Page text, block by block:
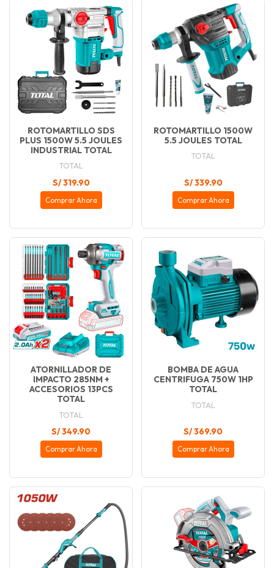
ROTOMARTILLO SDS
PLUS 1500W 5.5 JOULES
INDUSTRIAL TOTAL
TOTAL
S/ 319.90
Comprar Ahora
ROTOMARTILLO 1500W
5.5 JOULES TOTAL
TOTAL
S/ 339.90
Comprar Ahora
ATORNILLADOR DE
IMPACTO 285NM +
ACCESORIOS 13PCS
TOTAL
TOTAL
S/ 349.90
Comprar Ahora
BOMBA DE AGUA
CENTRIFUGA 750W 1HP
TOTAL
TOTAL
S/ 369.90
Comprar Ahora